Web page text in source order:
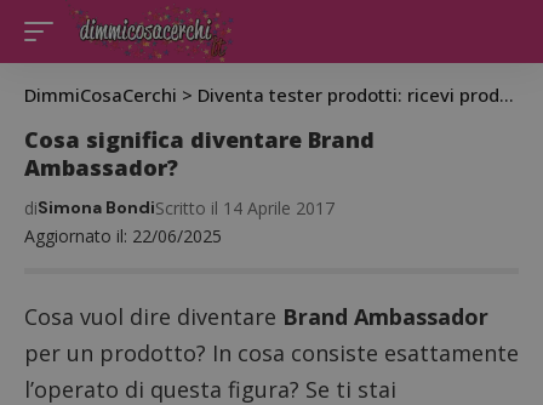
DimmiCosaCerchi > Diventa tester prodotti: ricevi prodotti gratis da testare
Cosa significa diventare Brand
Ambassador?
Aggiornato il: 22/06/2025
diSimona BondiScritto il 14 Aprile 2017
Cosa vuol dire diventare Brand Ambassador
per un prodotto? In cosa consiste esattamente
l’operato di questa figura? Se ti stai